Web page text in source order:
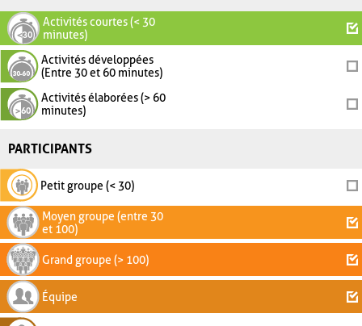
Activités courtes (< 30
minutes)
Activités développées
(Entre 30 et 60 minutes)
Activités élaborées (> 60
minutes)
PARTICIPANTS
Petit groupe (< 30)
Moyen groupe (entre 30
et 100)
Grand groupe (> 100)
Équipe